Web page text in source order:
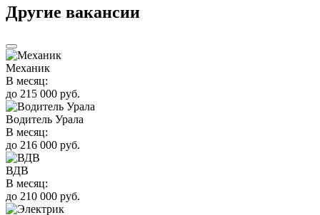
Другие вакансии
Механик
В месяц:
до 215 000 руб.
Водитель Урала
В месяц:
до 216 000 руб.
ВДВ
В месяц:
до 210 000 руб.